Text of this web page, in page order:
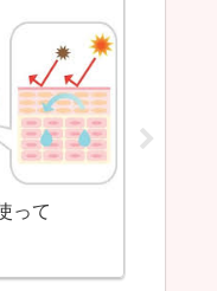
トするマス
案よりも簡